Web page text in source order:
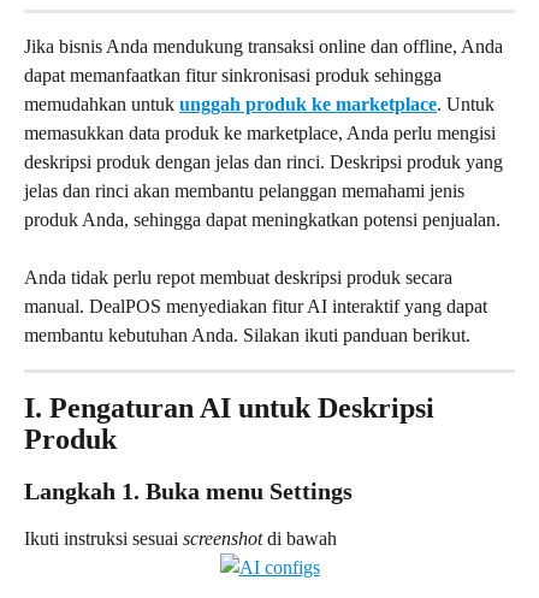
Jika bisnis Anda mendukung transaksi online dan offline, Anda
dapat memanfaatkan fitur sinkronisasi produk sehingga
memudahkan untuk unggah produk ke marketplace. Untuk
memasukkan data produk ke marketplace, Anda perlu mengisi
deskripsi produk dengan jelas dan rinci. Deskripsi produk yang
jelas dan rinci akan membantu pelanggan memahami jenis
produk Anda, sehingga dapat meningkatkan potensi penjualan.
Anda tidak perlu repot membuat deskripsi produk secara
manual. DealPOS menyediakan fitur AI interaktif yang dapat
membantu kebutuhan Anda. Silakan ikuti panduan berikut.
I. Pengaturan AI untuk Deskripsi
Produk
Langkah 1. Buka menu Settings
Ikuti instruksi sesuai screenshot di bawah